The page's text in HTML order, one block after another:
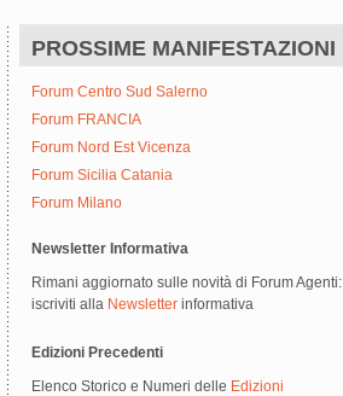
PROSSIME MANIFESTAZIONI
Forum Centro Sud Salerno
Forum FRANCIA
Forum Nord Est Vicenza
Forum Sicilia Catania
Forum Milano
Newsletter Informativa
Rimani aggiornato sulle novità di Forum Agenti:
iscriviti alla Newsletter informativa
Edizioni Precedenti
Elenco Storico e Numeri delle Edizioni